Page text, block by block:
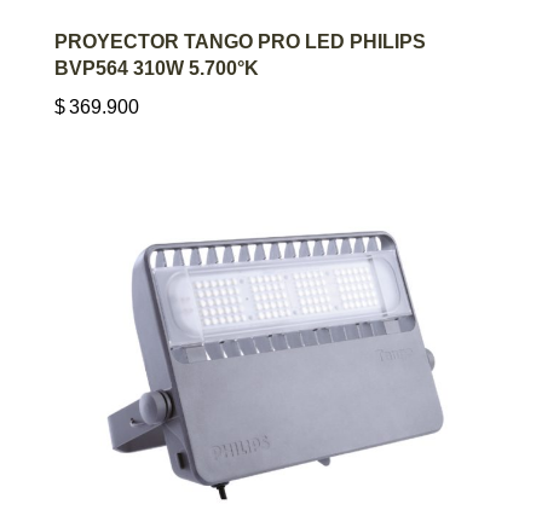
AGREGAR AL CARRITO
PROYECTOR TANGO PRO LED PHILIPS
BVP564 310W 5.700°K
$369.900